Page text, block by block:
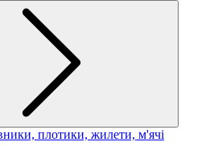
плотики, жилети, м'ячі